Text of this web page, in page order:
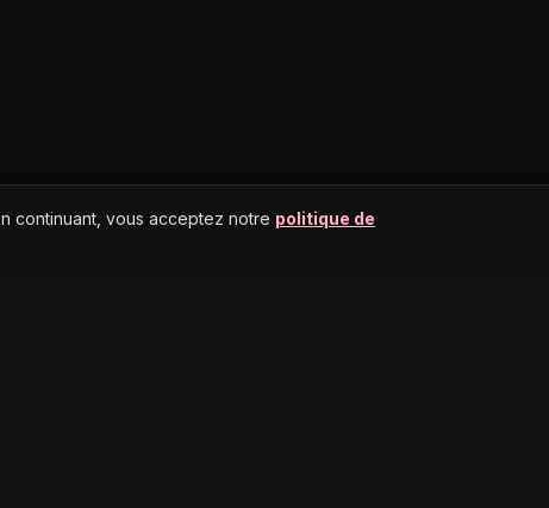
continuant, vous acceptez notre politique de